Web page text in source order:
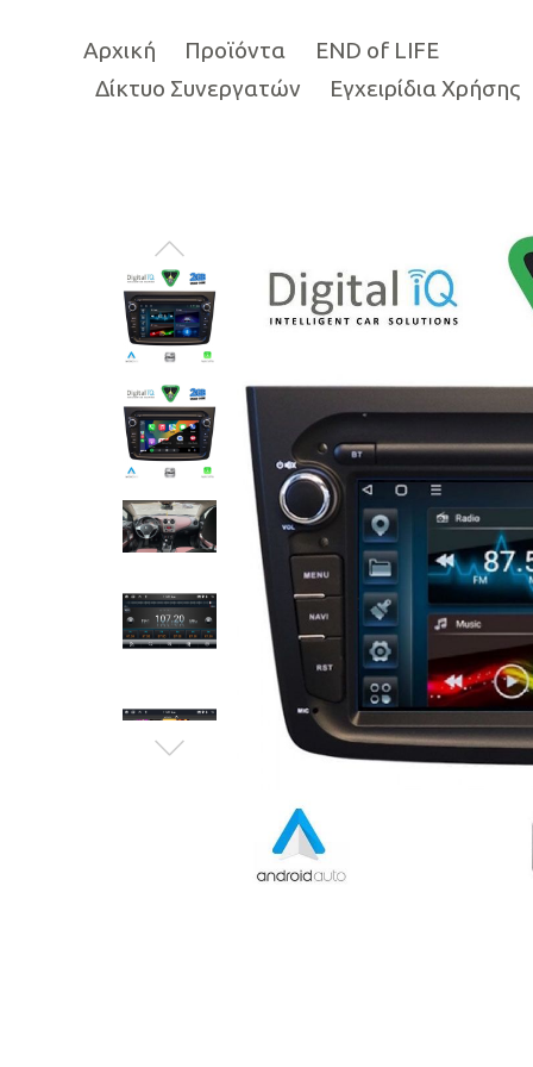
Αρχική Προϊόντα
END of LIFE
Δίκτυο Συνεργατών
Εγχειρίδια Χρήσης